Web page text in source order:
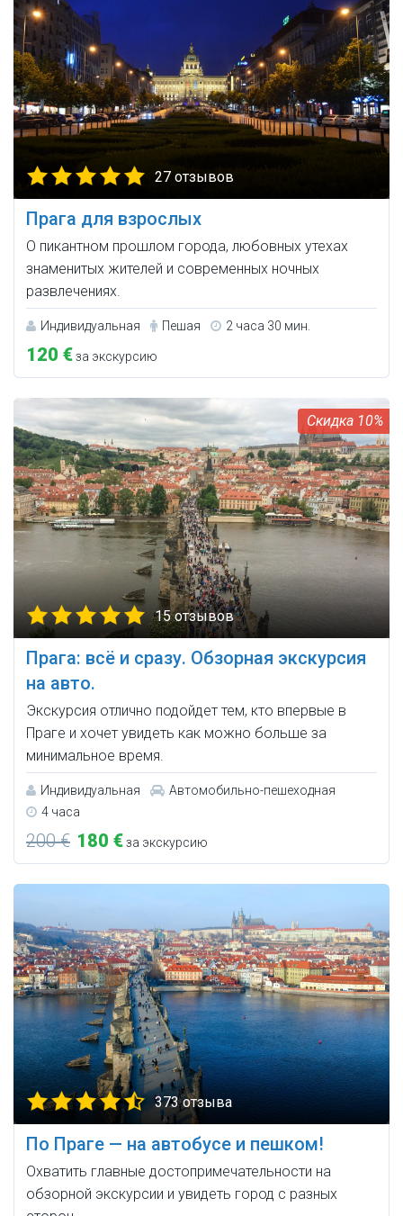
27 отзывов
Прага для взрослых
О пикантном прошлом города, любовных утехах
знаменитых жителей и современных ночных
развлечениях.
Индивидуальная Пешая 2 часа 30 мин.
120 €за экскурсию
10%
15 отзывов
Прага: всё и сразу. Обзорная экскурсия
на авто.
Экскурсия отлично подойдет тем, кто впервые в
Праге и хочет увидеть как можно больше за
минимальное время.
Индивидуальная
Автомобильно-пешеходная
4 часа
200 € 180 €за экскурсию
373 отзыва
По Праге — на автобусе и пешком!
Охватить главные достопримечательности на
обзорной экскурсии и увидеть город с разных